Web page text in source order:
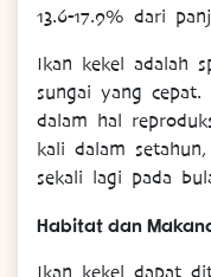
13.6-17.9% dari
Ikan kekel adalah
sungai yang
dalam hal
kali dalam
sekali lagi pada
Habitat dan
Ikan kekel dapat